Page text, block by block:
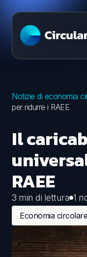
Skip to content
Notizie di economia
per ridurre i RAEE
Il
RAEE
3 min di lettura 1
Economia circolare